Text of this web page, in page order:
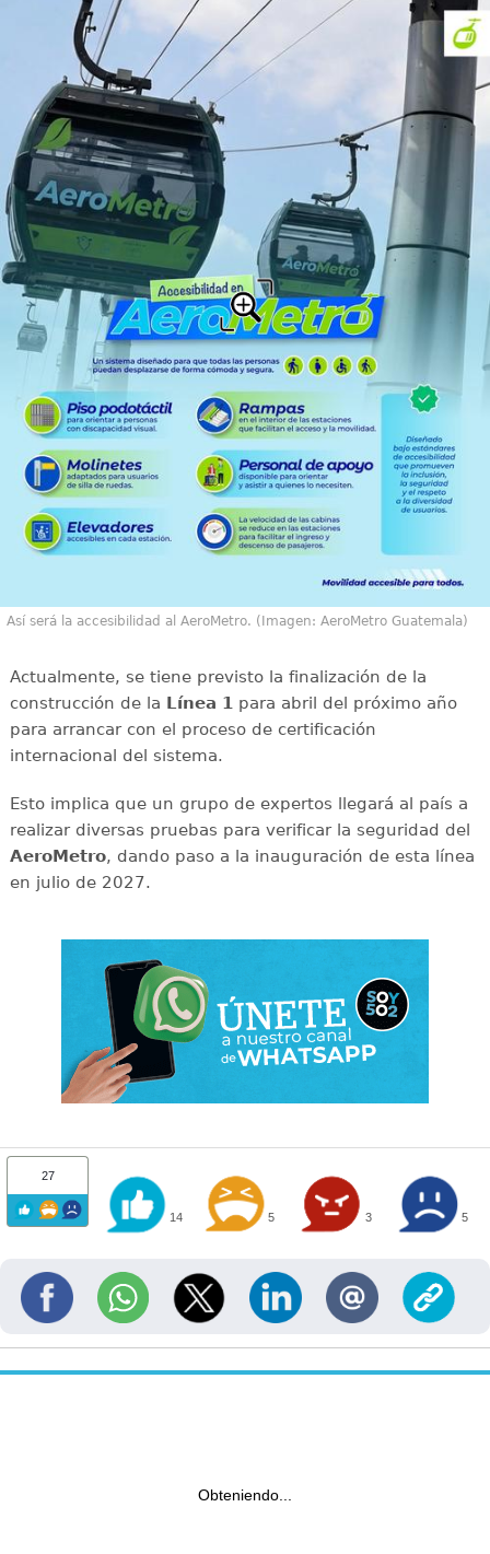
Así será la accesibilidad al AeroMetro. (Imagen: AeroMetro Guatemala)
Actualmente, se tiene previsto la finalización de la
construcción de la Línea 1para abril del próximo año
para arrancar con el proceso de certificación
internacional del sistema.
Esto implica que un grupo de expertos llegará al país a
realizar diversas pruebas para verificar la seguridad del
AeroMetro, dando paso a la inauguración de esta línea
en julio de 2027.
27
14 5 3 5
Obteniendo...